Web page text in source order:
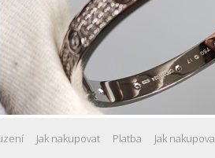
Jak nakupovat Platba Jak